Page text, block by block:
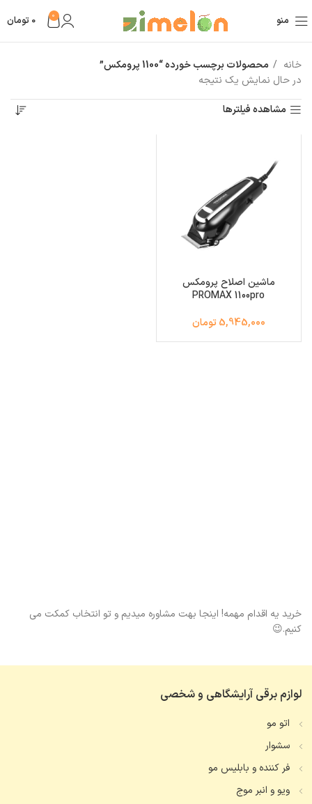
منو 0
0 تومان
خانه
محصولات برچسب خورده “1100 پرومکس”
در حال نمایش یک نتیجه
مشاهده فیلترها
ماشین اصلاح پرومکس
PROMAX 1100pro
5,945,000 تومان
خرید یه اقدام مهمه! اینجا بهت مشاوره میدیم و تو انتخاب کمکت می
کنیم.😉
لوازم برقی آرایشگاهی و شخصی
اتو مو
سشوار
فر کننده و بابلیس مو
ویو و انبر موج